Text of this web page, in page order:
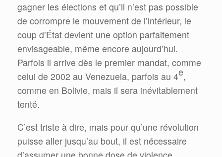
gagner les élections et qu’il n’est pas possible
de corrompre le mouvement de l’intérieur, le
coup d’État devient une option parfaitement
envisageable, même encore aujourd’hui.
Parfois il arrive dès le premier mandat, comme
celui de 2002 au Venezuela, parfois au 4e,
comme en Bolivie, mais il sera inévitablement
tenté.
C’est triste à dire, mais pour qu’une révolution
puisse aller jusqu’au bout, il est nécessaire